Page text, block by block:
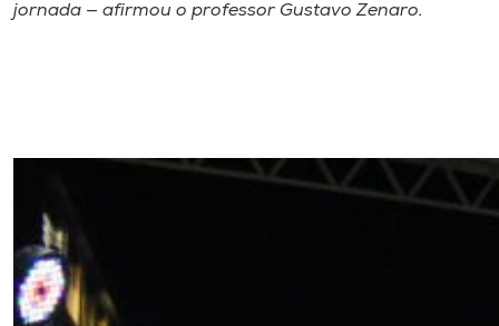
jornada — afirmou o professor Gustavo Zenaro.